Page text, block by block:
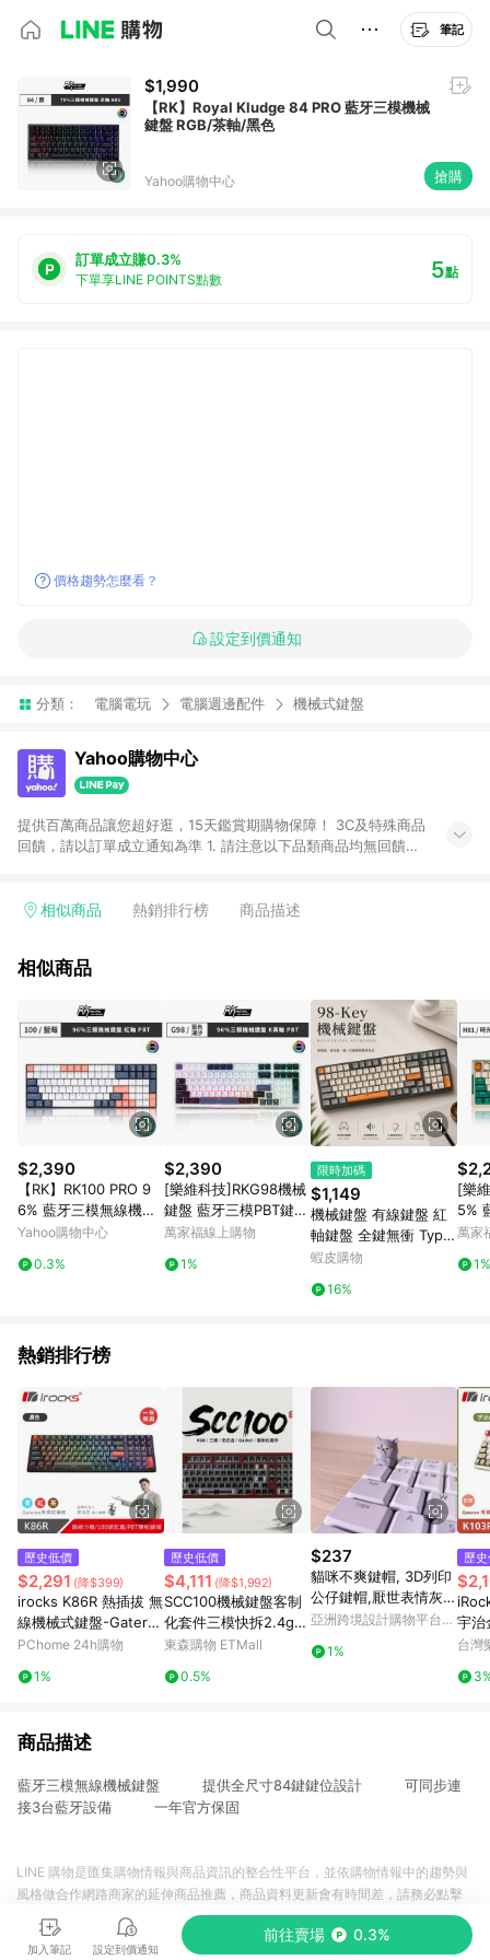
筆記
$1,990
【RK】Royal Kludge 84 PRO 藍牙三模機械
鍵盤 RGB/茶軸/黑色
Yahoo購物中心 搶購
訂單成立賺0.3%
下單享LINE POINTS點數 5點
價格趨勢怎麼看？
設定到價通知
分類： 電腦電玩 電腦週邊配件 機械式鍵盤
Yahoo購物中心
提供百萬商品讓您超好逛，15天鑑賞期購物保障！ 3C及特殊商品
回饋，請以訂單成立通知為準 1. 請注意以下品類商品均無回饋：
電玩/遊戲/相機/單眼/鏡頭/拍立得 [2024/6/1起適用] -內接硬
的購回饋活動享Yahoo超贈點回饋者 - 購物中心商店之商品：商
3. 訂單回饋金額將扣除運費/購物金/超贈點/福利金/紅利折抵/折
價券等虛擬貨幣折抵 4. 大宗採購或批發轉賣不具回饋資格： 如
有相關事證認定您為大宗採購、批發轉賣而非最終消費使用者，
相關認定以Yahoo購物中心之認定為準
相似商品 熱銷排行榜 商品描述
相似商品
$2,390
【RK】RK100 PRO 9
6% 藍牙三模無線機械
鍵盤 紅軸 冰藍光 PBT
Yahoo購物中心
0.3%
$2,390
[樂維科技]RKG98機械
鍵盤 藍牙三模PBT鍵帽
100鍵K黃軸 RGB 藍色
萬家福線上購物
1%
限時加碼
$1,149
機械鍵盤 有線鍵盤 紅
軸鍵盤 全鍵無衝 Type
-C RGB背光 98鍵
蝦皮購物
16%
[樂
5%
鍵盤
萬家
1%
熱銷排行榜
歷史低價
$2,291 (降$399)
irocks K86R 熱插拔 無
線機械式鍵盤-Gatero
n青軸
PChome 24h購物
1%
歷史低價
$4,111 (降$1,992)
SCC100機械鍵盤客制
化套件三模快拆2.4g藍
牙無線鋁坨坨鋁合金
東森購物 ETMall
0.5%
$237
貓咪不爽鍵帽, 3D列印
公仔鍵帽,厭世表情灰
貓,機械鍵盤裝飾
亞洲跨境設計購物平台
1%
歷
宇治
機械
台灣
商品描述
藍牙三模無線機械鍵盤 提供全尺寸84鍵鍵位設計 可同步連
接3台藍牙設備 一年官方保固
加入筆記 設定到價通知
前往賣場 0.3%
LINE 購物是匯集購物情報與商品資訊的整合性平台，並依購物情報中的趨勢與
風格做合作網路商家的延伸商品推薦，商品資料更新會有時間差，請務必點擊
商品至各合作網路商家，確認現售價與購物條件，一切資訊以合作廠商網頁為
準。